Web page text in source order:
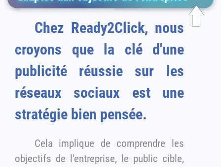
Chez Ready2Click, nous
croyons que la clé d'une
publicité réussie sur les
réseaux sociaux est une
stratégie bien pensée.
Cela implique de comprendre les
objectifs de l'entreprise, le public cible,